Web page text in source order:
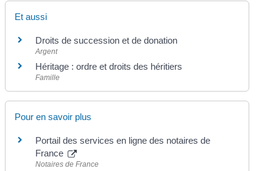
Et aussi
Droits de succession et de donation
Argent
Héritage : ordre et droits des héritiers
Famille
Pour en savoir plus
Portail des services en ligne des notaires de
France
Notaires de France